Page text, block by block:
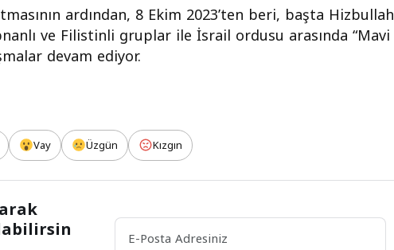
ardından, 8 Ekim 2023’ten beri, başta Hizbullah
ve Filistinli gruplar ile İsrail ordusu arasında “Mavi
devam ediyor.
Vay Üzgün Kızgın